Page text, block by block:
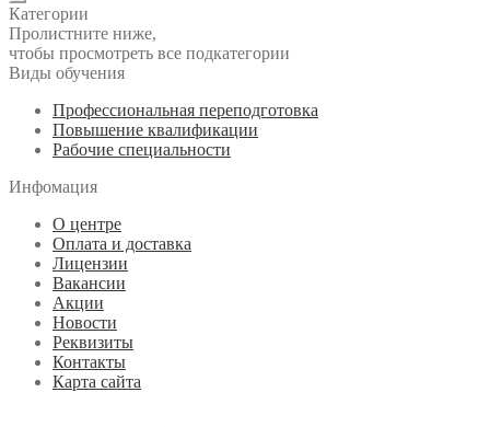
Категории
Пролистните ниже,
чтобы просмотреть все подкатегории
Виды обучения
Профессиональная переподготовка
Повышение квалификации
Рабочие специальности
Инфомация
О центре
Оплата и доставка
Лицензии
Вакансии
Акции
Новости
Реквизиты
Контакты
Карта сайта